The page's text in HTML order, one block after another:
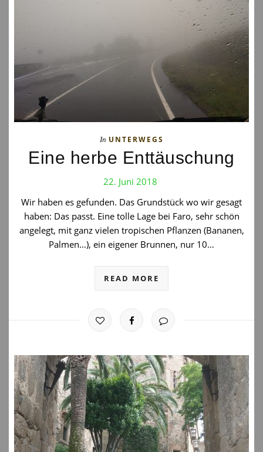
In UNTERWEGS
Eine herbe Enttäuschung
22. Juni 2018
Wir haben es gefunden. Das Grundstück wo wir gesagt
haben: Das passt. Eine tolle Lage bei Faro, sehr schön
angelegt, mit ganz vielen tropischen Pflanzen (Bananen,
Palmen…), ein eigener Brunnen, nur 10…
READ MORE